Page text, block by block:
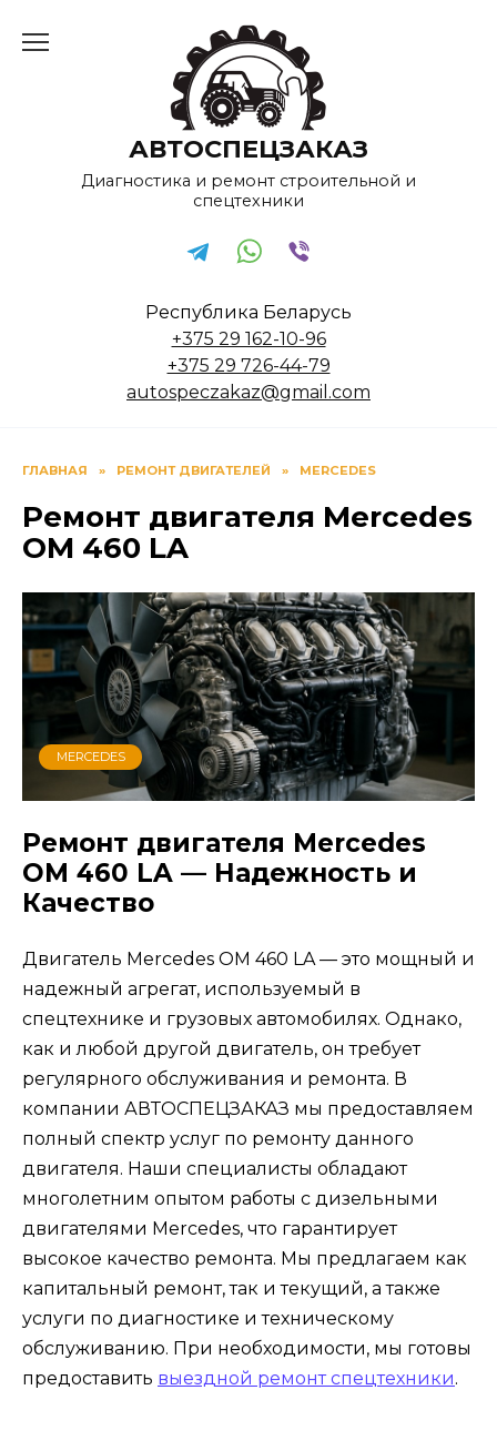
АВТОСПЕЦЗАКАЗ
Диагностика и ремонт строительной и
спецтехники
Республика Беларусь
+375 29 162-10-96
+375 29 726-44-79
autospeczakaz@gmail.com
ГЛАВНАЯ » РЕМОНТ ДВИГАТЕЛЕЙ » MERCEDES
Ремонт двигателя Mercedes
OM 460 LA
MERCEDES
Ремонт двигателя Mercedes
OM 460 LA — Надежность и
Качество
Двигатель Mercedes OM 460 LA — это мощный и
надежный агрегат, используемый в
спецтехнике и грузовых автомобилях. Однако,
как и любой другой двигатель, он требует
регулярного обслуживания и ремонта. В
компании АВТОСПЕЦЗАКАЗ мы предоставляем
полный спектр услуг по ремонту данного
двигателя. Наши специалисты обладают
многолетним опытом работы с дизельными
двигателями Mercedes, что гарантирует
высокое качество ремонта. Мы предлагаем как
капитальный ремонт, так и текущий, а также
услуги по диагностике и техническому
обслуживанию. При необходимости, мы готовы
предоставить выездной ремонт спецтехники.